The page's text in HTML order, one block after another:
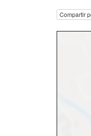
Compartir